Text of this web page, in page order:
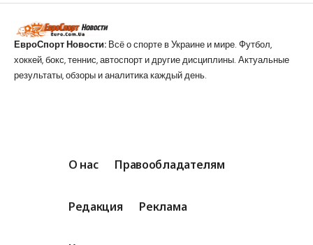
ЕвроСпорт Новости: Всё о спорте в Украине и мире. Футбол,
хоккей, бокс, теннис, автоспорт и другие дисциплины. Актуальные
результаты, обзоры и аналитика каждый день.
О нас Правообладателям
Редакция Реклама